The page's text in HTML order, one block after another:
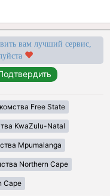
вам лучший сервис,
Free State
KwaZulu-Natal
Mpumalanga
Northern Cape
Cape